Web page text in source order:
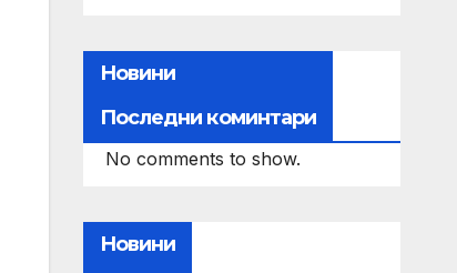
Новини
Последни коминтари
No comments to show.
Новини